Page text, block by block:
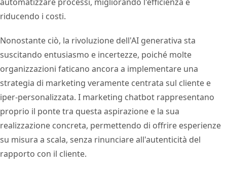
riducendo i costi.
Nonostante ciò, la rivoluzione dell'AI generativa sta
suscitando entusiasmo e incertezze, poiché molte
organizzazioni faticano ancora a implementare una
strategia di marketing veramente centrata sul cliente e
iper-personalizzata. I marketing chatbot rappresentano
proprio il ponte tra questa aspirazione e la sua
realizzazione concreta, permettendo di offrire esperienze
su misura a scala, senza rinunciare all'autenticità del
rapporto con il cliente.